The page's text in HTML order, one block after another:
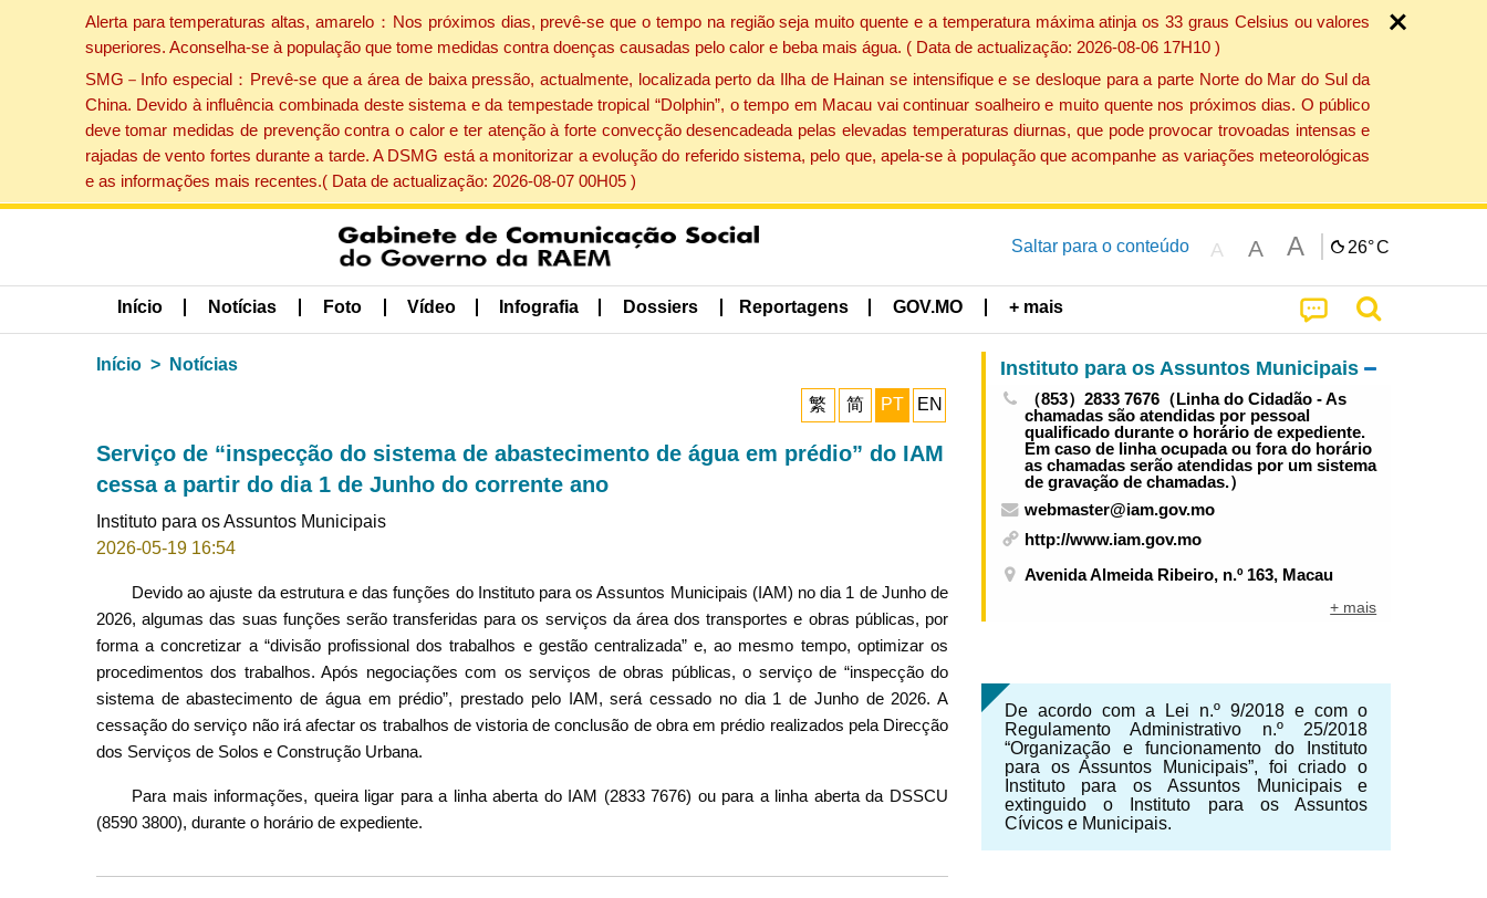
Alerta para temperaturas altas, amarelo：Nos próximos dias, prevê-se que o tempo na região seja muito quente e a temperatura máxima atinja os 33 graus Celsius ou valores
superiores. Aconselha-se à população que tome medidas contra doenças causadas pelo calor e beba mais água. ( Data de actualização: 2026-08-06 17H10 )
SMG－Info especial：Prevê-se que a área de baixa pressão, actualmente, localizada perto da Ilha de Hainan se intensifique e se desloque para a parte Norte do Mar do Sul da
China. Devido à influência combinada deste sistema e da tempestade tropical “Dolphin”, o tempo em Macau vai continuar soalheiro e muito quente nos próximos dias. O público
deve tomar medidas de prevenção contra o calor e ter atenção à forte convecção desencadeada pelas elevadas temperaturas diurnas, que pode provocar trovoadas intensas e
rajadas de vento fortes durante a tarde. A DSMG está a monitorizar a evolução do referido sistema, pelo que, apela-se à população que acompanhe as variações meteorológicas
e as informações mais recentes.( Data de actualização: 2026-08-07 00H05 )
Saltar para o conteúdo A A A 26°C
Início Notícias Foto Vídeo Infografia Dossiers Reportagens GOV.MO + mais
Início Notícias
繁 简 PT EN
Serviço de “inspecção do sistema de abastecimento de água em prédio” do IAM
cessa a partir do dia 1 de Junho do corrente ano
Instituto para os Assuntos Municipais
2026-05-19 16:54
Devido ao ajuste da estrutura e das funções do Instituto para os Assuntos Municipais (IAM) no dia 1 de Junho de
2026, algumas das suas funções serão transferidas para os serviços da área dos transportes e obras públicas, por
forma a concretizar a “divisão profissional dos trabalhos e gestão centralizada” e, ao mesmo tempo, optimizar os
procedimentos dos trabalhos. Após negociações com os serviços de obras públicas, o serviço de “inspecção do
sistema de abastecimento de água em prédio”, prestado pelo IAM, será cessado no dia 1 de Junho de 2026. A
cessação do serviço não irá afectar os trabalhos de vistoria de conclusão de obra em prédio realizados pela Direcção
dos Serviços de Solos e Construção Urbana.
Para mais informações, queira ligar para a linha aberta do IAM (2833 7676) ou para a linha aberta da DSSCU
(8590 3800), durante o horário de expediente.
Instituto para os Assuntos Municipais
（853）2833 7676（Linha do Cidadão - As
chamadas são atendidas por pessoal
qualificado durante o horário de expediente.
Em caso de linha ocupada ou fora do horário
as chamadas serão atendidas por um sistema
de gravação de chamadas.）
webmaster@iam.gov.mo
http://www.iam.gov.mo
Avenida Almeida Ribeiro, n.º 163, Macau
+ mais
De acordo com a Lei n.º 9/2018 e com o
Regulamento Administrativo n.º 25/2018
“Organização e funcionamento do Instituto
para os Assuntos Municipais”, foi criado o
Instituto para os Assuntos Municipais e
extinguido o Instituto para os Assuntos
Cívicos e Municipais.